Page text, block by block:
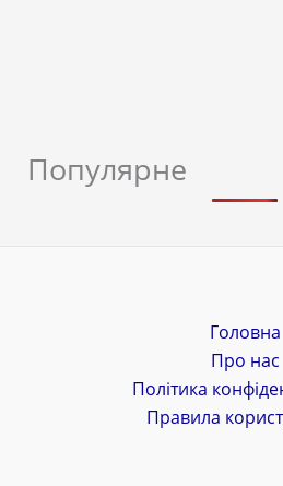
Популярне
Головна
Про нас
Політика
Правила